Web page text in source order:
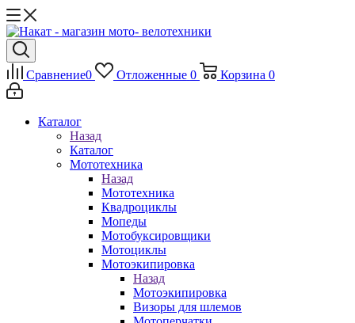
Сравнение0 Отложенные 0 Корзина 0
Каталог
Назад
Каталог
Мототехника
Назад
Мототехника
Квадроциклы
Мопеды
Мотобуксировщики
Мотоциклы
Мотоэкипировка
Назад
Мотоэкипировка
Визоры для шлемов